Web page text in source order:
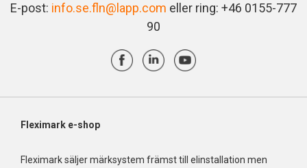
E-post: info.se.fln@lapp.com eller ring: +46 0155-777
90
Fleximark e-shop
Fleximark säljer märksystem främst till elinstallation men